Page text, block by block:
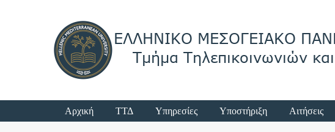
Κύριο μενού
Αρχική ΤΤΔ Υπηρεσίες Υποστήριξη Αιτήσεις
Login